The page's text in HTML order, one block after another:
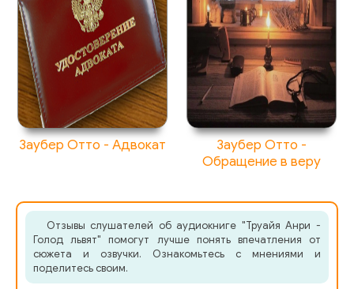
2_2_11
2_3_00
2_3_01
2_3_02
2_3_03
2_3_06
2_3_07
2_3_08
Заубер Отто - Адвокат
Заубер Отто -
Обращение в веру
Отзывы слушателей об аудиокниге "Труайя Анри -
Голод львят" помогут лучше понять впечатления от
сюжета и озвучки. Ознакомьтесь с мнениями и
поделитесь своим.